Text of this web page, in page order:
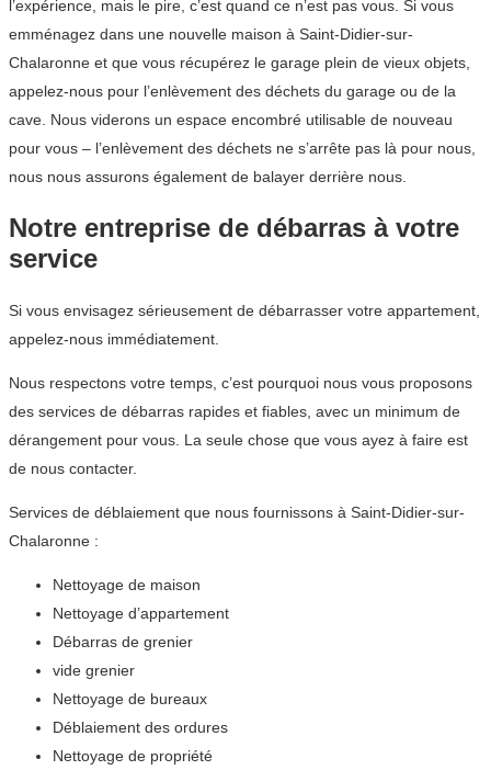
l’expérience, mais le pire, c’est quand ce n’est pas vous. Si vous
emménagez dans une nouvelle maison à Saint-Didier-sur-
Chalaronne et que vous récupérez le garage plein de vieux objets,
appelez-nous pour l’enlèvement des déchets du garage ou de la
cave. Nous viderons un espace encombré utilisable de nouveau
pour vous – l’enlèvement des déchets ne s’arrête pas là pour nous,
nous nous assurons également de balayer derrière nous.
Notre entreprise de débarras à votre
service
Si vous envisagez sérieusement de débarrasser votre appartement,
appelez-nous immédiatement.
Nous respectons votre temps, c’est pourquoi nous vous proposons
des services de débarras rapides et fiables, avec un minimum de
dérangement pour vous. La seule chose que vous ayez à faire est
de nous contacter.
Services de déblaiement que nous fournissons à Saint-Didier-sur-
Chalaronne :
Nettoyage de maison
Nettoyage d’appartement
Débarras de grenier
vide grenier
Nettoyage de bureaux
Déblaiement des ordures
Nettoyage de propriété